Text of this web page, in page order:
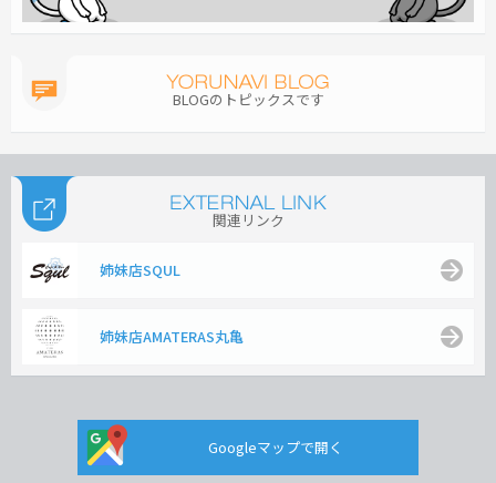
BLOGのトピックスです
関連リンク
姉妹店SQUL
姉妹店AMATERAS丸亀
Googleマップで開く